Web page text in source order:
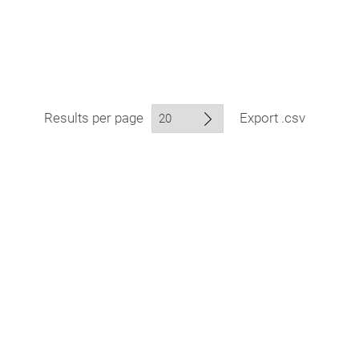
Results per page Export .csv